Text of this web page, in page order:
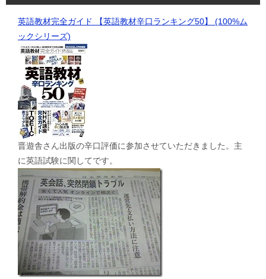
英語教材完全ガイド 【英語教材辛口ランキング50】 (100%ム
ックシリーズ)
晋遊舎さん出版の辛口評価に参加させていただきました。主
に英語試験に関してです。